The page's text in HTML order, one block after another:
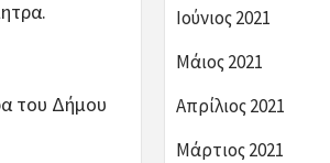
του Δήμου
Ιούνιος 2021
Μάιος 2021
Απρίλιος 2021
Μάρτιος 2021